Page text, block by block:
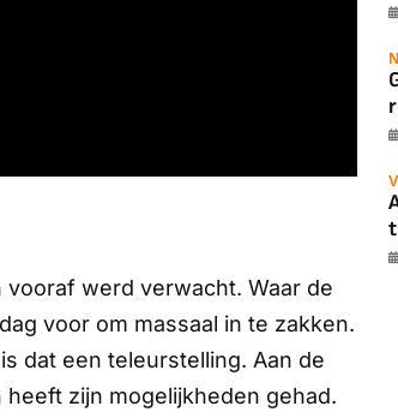
werd verwacht. Waar de
voor om massaal in te zakken.
dat een teleurstelling. Aan de
zijn mogelijkheden gehad.